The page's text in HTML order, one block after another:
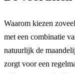
Waarom kiezen
met een combinatie
natuurlijk de
zorgt voor een